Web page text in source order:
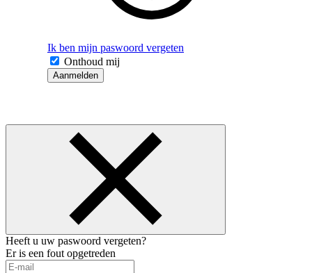
Ik ben mijn paswoord vergeten
Onthoud mij
Aanmelden
Heeft u uw paswoord vergeten?
Er is een fout opgetreden